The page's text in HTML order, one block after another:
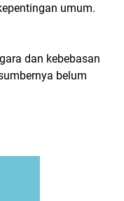
umum.
dan kebebasan
belum